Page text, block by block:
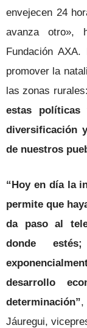
envejecen 24
avanza otro»,
Fundación
promover la
las zonas rurales:
estas políticas
diversificación
de nuestros
“Hoy en día la
permite que
da paso al
donde
desarrollo
determinación”,
Jáuregui,